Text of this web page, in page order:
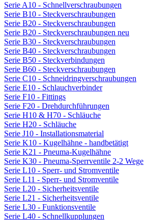
Serie A10 - Schnellverschraubungen
Serie B10 - Steckverschraubungen
Serie B20 - Steckverschraubungen
Serie B20 - Steckverschraubungen neu
Serie B30 - Steckverschraubungen
Serie B40 - Steckverschraubungen
Serie B50 - Steckverbindungen
Serie B60 - Steckverschraubungen
Serie C10 - Schneidringverschraubungen
Serie E10 - Schlauchverbinder
Serie F10 - Fittings
Serie F20 - Drehdurchführungen
Serie H10 & H70 - Schläuche
Serie H20 - Schläuche
Serie J10 - Installationsmaterial
Serie K10 - Kugelhähne - handbetätigt
Serie K21 - Pneuma-Kugelhähne
Serie K30 - Pneuma-Sperrventile 2-2 Wege
Serie L10 - Sperr- und Stromventile
Serie L11 - Sperr- und Stromventile
Serie L20 - Sicherheitsventile
Serie L21 - Sicherheitsventile
Serie L30 - Funktionsventile
Serie L40 - Schnellkupplungen